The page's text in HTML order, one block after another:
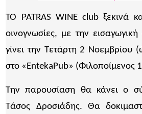
ΤΟ PATRAS WINE club ξεκινά
οινογνωσίες, µε την
γίνει την Τετάρτη 2 Νοεµβρίου
στο «EntekaPub» (Φιλοποίµενος
Την παρουσίαση θα κάνει ο
Τάσος ∆ροσιάδης. Θα